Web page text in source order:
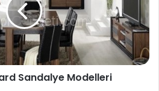
Sandalye Modelleri